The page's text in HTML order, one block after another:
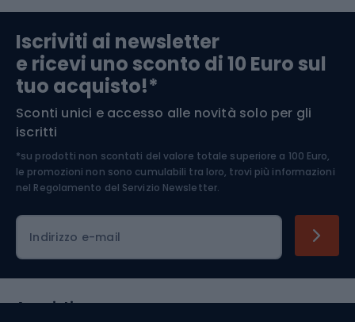
Abbigliamento da escursionismo
Componenti per biciclette
Arrampicata
Medicina dello sport
Abbigliamento ciclistico
Iscriviti ai newsletter
e ricevi uno sconto di 10 Euro sul
tuo acquisto!*
Sconti unici e accesso alle novità solo per gli
iscritti
*su prodotti non scontati del valore totale superiore a 100 Euro,
le promozioni non sono cumulabili tra loro, trovi più informazioni
nel Regolamento del Servizio Newsletter.
Indirizzo e-mail
Acquisti